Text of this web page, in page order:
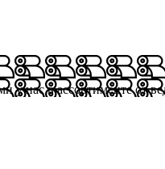
у нас в ассортименте от